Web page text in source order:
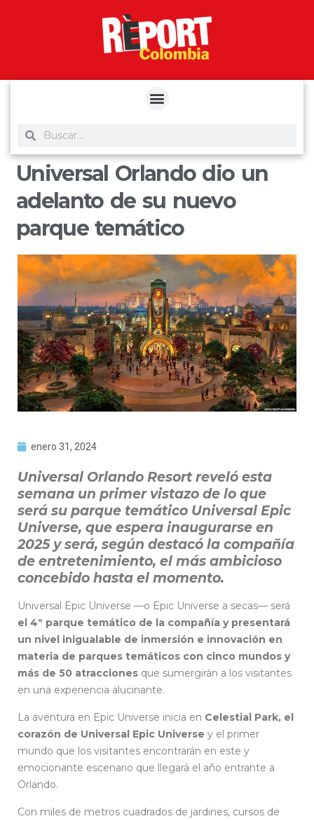
Universal Orlando dio un
adelanto de su nuevo
parque temático
enero 31, 2024
Universal Orlando Resort reveló esta
semana un primer vistazo de lo que
será su parque temático Universal Epic
Universe, que espera inaugurarse en
2025 y será, según destacó la compañía
de entretenimiento, el más ambicioso
concebido hasta el momento.
Universal Epic Universe —o Epic Universe a secas— será
el 4º parque temático de la compañía y presentará
un nivel inigualable de inmersión e innovación en
materia de parques temáticos con cinco mundos y
más de 50 atracciones que sumergirán a los visitantes
en una experiencia alucinante.
La aventura en Epic Universe inicia en Celestial Park, el
corazón de Universal Epic Universe y el primer
mundo que los visitantes encontrarán en este y
emocionante escenario que llegará el año entrante a
Orlando.
Con miles de metros cuadrados de jardines, cursos de